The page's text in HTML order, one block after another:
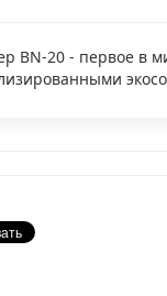
BN-20 - первое в